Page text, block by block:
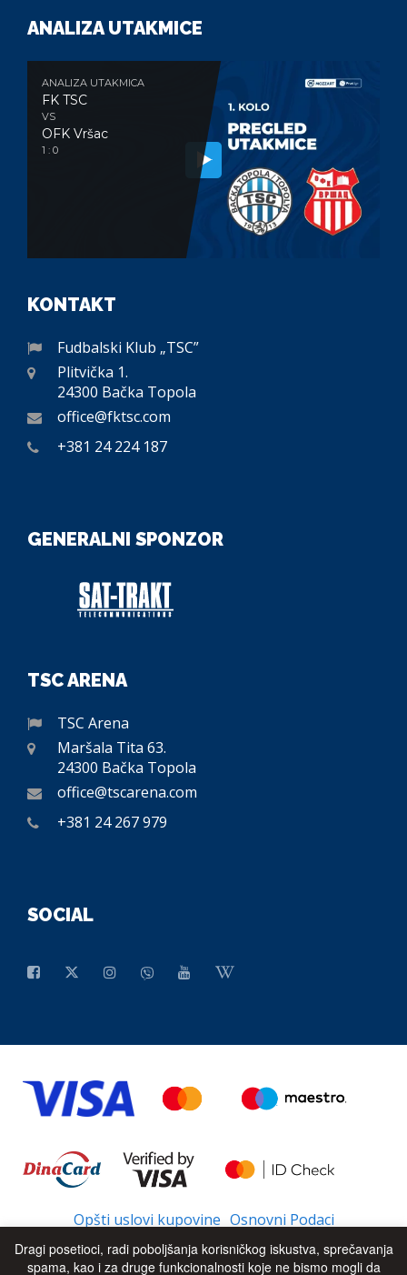
ANALIZA UTAKMICE
ANALIZA UTAKMICA
FK TSC
VS
OFK Vršac
1 : 0
KONTAKT
Fudbalski Klub „TSC”
Plitvička 1.
24300 Bačka Topola
office@fktsc.com
+381 24 224 187
GENERALNI SPONZOR
TSC ARENA
TSC Arena
Maršala Tita 63.
24300 Bačka Topola
office@tscarena.com
+381 24 267 979
SOCIAL
Opšti uslovi kupovine Osnovni Podaci
Dragi posetioci, radi poboljšanja korisničkog iskustva, sprečavanja
spama, kao i za druge funkcionalnosti koje ne bismo mogli da